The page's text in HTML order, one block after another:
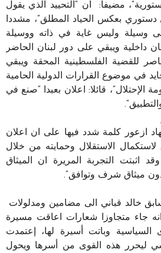
مضيفا: ان “التحييد الذي يقول
دستوري بعكس الحياد المطلق”، مشددا
وسيلة وليس غاية في ذاته ووسيلة
داخلية ويبقي على دور لبنان الحاضر
للقضية الفلسطينية المحقة ويبقي
في موضوع القرارات الدولية الحامية
الإحتلال”، قائلا: اعلان بعبدا “صنع في
ازعور كلمة شدد فيها على ان اعلان
الاستقلال وحمايته من خلال
اثبتت التجربة المريرة ان الميثاق
ميثاق شرف وتوافق”.
خالد قباني الى مضامين ومدلولات
جاء متجاوزا شعارات اعاقت مسيرة
السياسية وباتت أسيرة لها، إعتمدت
ليحرر هذه القوى من أسرها ويحول